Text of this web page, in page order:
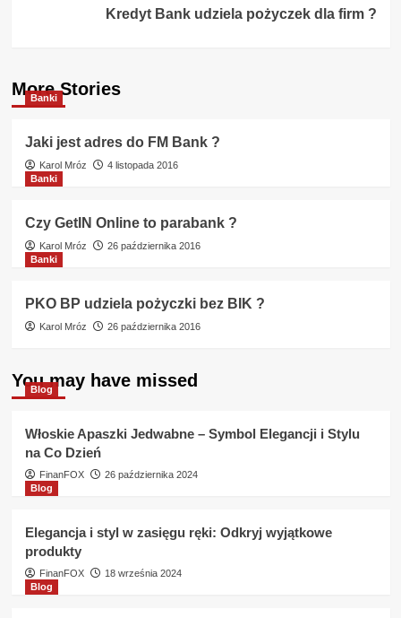
Kredyt Bank udziela pożyczek dla firm ?
More Stories
Banki
Jaki jest adres do FM Bank ?
Karol Mróz
4 listopada 2016
Banki
Czy GetIN Online to parabank ?
Karol Mróz
26 października 2016
Banki
PKO BP udziela pożyczki bez BIK ?
Karol Mróz 26 października 2016
You may have missed
Blog
Włoskie Apaszki Jedwabne – Symbol Elegancji i Stylu
na Co Dzień
FinanFOX
26 października 2024
Blog
Elegancja i styl w zasięgu ręki: Odkryj wyjątkowe
produkty
FinanFOX
18 września 2024
Blog